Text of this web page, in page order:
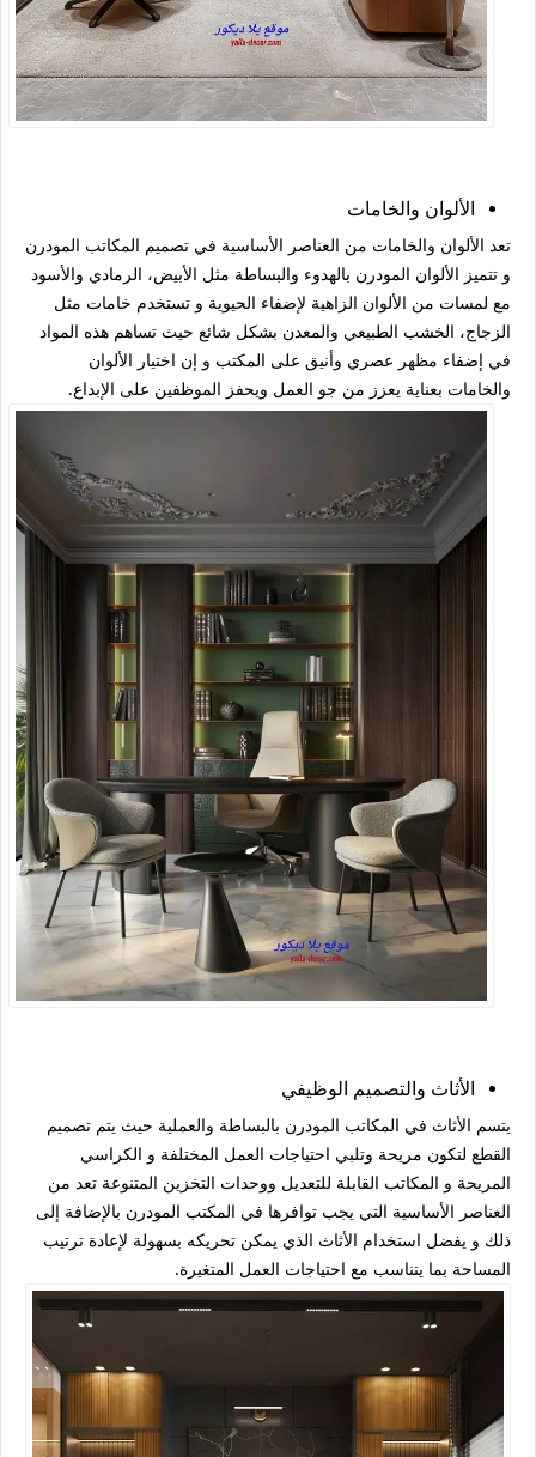
الألوان والخامات
تعد الألوان والخامات من العناصر الأساسية في تصميم المكاتب المودرن
و تتميز الألوان المودرن بالهدوء والبساطة مثل الأبيض، الرمادي والأسود
مع لمسات من الألوان الزاهية لإضفاء الحيوية و تستخدم خامات مثل
الزجاج، الخشب الطبيعي والمعدن بشكل شائع حيث تساهم هذه المواد
في إضفاء مظهر عصري وأنيق على المكتب و إن اختيار الألوان
والخامات بعناية يعزز من جو العمل ويحفز الموظفين على الإبداع.
الأثاث والتصميم الوظيفي
يتسم الأثاث في المكاتب المودرن بالبساطة والعملية حيث يتم تصميم
القطع لتكون مريحة وتلبي احتياجات العمل المختلفة و الكراسي
المريحة و المكاتب القابلة للتعديل ووحدات التخزين المتنوعة تعد من
العناصر الأساسية التي يجب توافرها في المكتب المودرن بالإضافة إلى
ذلك و يفضل استخدام الأثاث الذي يمكن تحريكه بسهولة لإعادة ترتيب
المساحة بما يتناسب مع احتياجات العمل المتغيرة.